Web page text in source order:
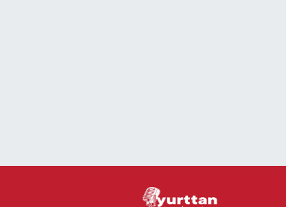
Süper Lig Puan Durumu ve Fikstür